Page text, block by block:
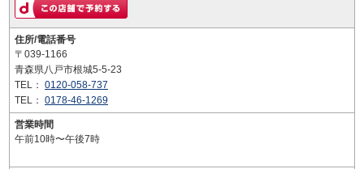
住所/電話番号
〒039-1166
青森県八戸市根城5-5-23
TEL： 0120-058-737
TEL： 0178-46-1269
営業時間
午前10時〜午後7時